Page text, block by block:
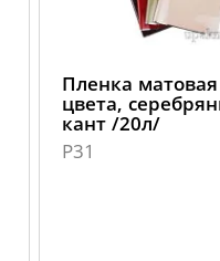
Пленка
цвета,
кант /20л/
P31